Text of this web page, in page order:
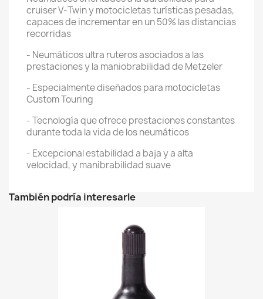
cruiser V-Twin y motocicletas turísticas pesadas,
capaces de incrementar en un 50% las distancias
recorridas
- Neumáticos ultra ruteros asociados a las
prestaciones y la maniobrabilidad de Metzeler
- Especialmente diseñados para motocicletas
Custom Touring
- Tecnología que ofrece prestaciones constantes
durante toda la vida de los neumáticos
- Excepcional estabilidad a baja y a alta
velocidad, y manibrabilidad suave
También podría interesarle